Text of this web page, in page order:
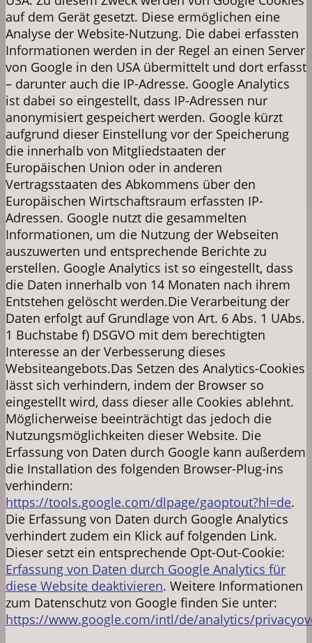
auf dem Gerät gesetzt. Diese ermöglichen eine
Analyse der Website-Nutzung. Die dabei erfassten
Informationen werden in der Regel an einen Server
von Google in den USA übermittelt und dort erfasst
– darunter auch die IP-Adresse. Google Analytics
ist dabei so eingestellt, dass IP-Adressen nur
anonymisiert gespeichert werden. Google kürzt
aufgrund dieser Einstellung vor der Speicherung
die innerhalb von Mitgliedstaaten der
Europäischen Union oder in anderen
Vertragsstaaten des Abkommens über den
Europäischen Wirtschaftsraum erfassten IP-
Adressen. Google nutzt die gesammelten
Informationen, um die Nutzung der Webseiten
auszuwerten und entsprechende Berichte zu
erstellen. Google Analytics ist so eingestellt, dass
die Daten innerhalb von 14 Monaten nach ihrem
Entstehen gelöscht werden.Die Verarbeitung der
Daten erfolgt auf Grundlage von Art. 6 Abs. 1 UAbs.
1 Buchstabe f) DSGVO mit dem berechtigten
Interesse an der Verbesserung dieses
Websiteangebots.Das Setzen des Analytics-Cookies
lässt sich verhindern, indem der Browser so
eingestellt wird, dass dieser alle Cookies ablehnt.
Möglicherweise beeinträchtigt das jedoch die
Nutzungsmöglichkeiten dieser Website. Die
Erfassung von Daten durch Google kann außerdem
die Installation des folgenden Browser-Plug-ins
verhindern:
https://tools.google.com/dlpage/gaoptout?hl=de.
Die Erfassung von Daten durch Google Analytics
verhindert zudem ein Klick auf folgenden Link.
Dieser setzt ein entsprechende Opt-Out-Cookie:
Erfassung von Daten durch Google Analytics für
diese Website deaktivieren. Weitere Informationen
zum Datenschutz von Google finden Sie unter:
https://www.google.com/intl/de/analytics/